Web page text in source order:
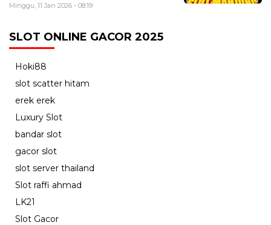
Minggu, 11 Jan 2026 - 08:19
SLOT ONLINE GACOR 2025
Hoki88
slot scatter hitam
erek erek
Luxury Slot
bandar slot
gacor slot
slot server thailand
Slot raffi ahmad
LK21
Slot Gacor